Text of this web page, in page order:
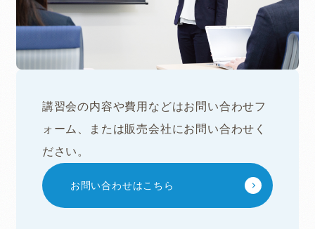
講習会の内容や費用などはお問い合わせフ
ォーム、または販売会社にお問い合わせく
ださい。
お問い合わせはこちら